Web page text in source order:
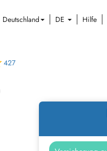
Deutschland DE Hilfe
427